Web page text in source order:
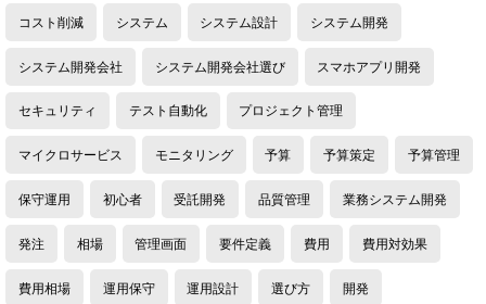
コスト削減 システム システム設計 システム開発
システム開発会社 システム開発会社選び スマホアプリ開発
セキュリティ テスト自動化 プロジェクト管理
マイクロサービス モニタリング 予算 予算策定 予算管理
保守運用 初心者 受託開発 品質管理 業務システム開発
発注 相場 管理画面 要件定義 費用 費用対効果
費用相場 運用保守 運用設計 選び方 開発